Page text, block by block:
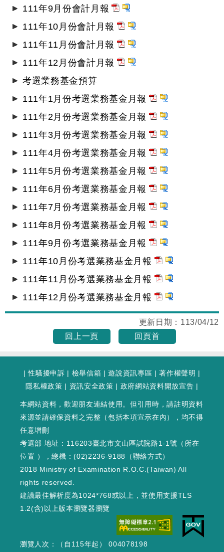
111年9月份會計月報
111年10月份會計月報
111年11月份會計月報
111年12月份會計月報
考選業務基金預算
111年1月份考選業務基金月報
111年2月份考選業務基金月報
111年3月份考選業務基金月報
111年4月份考選業務基金月報
111年5月份考選業務基金月報
111年6月份考選業務基金月報
111年7月份考選業務基金月報
111年8月份考選業務基金月報
111年9月份考選業務基金月報
111年10月份考選業務基金月報
111年11月份考選業務基金月報
111年12月份考選業務基金月報
更新日期： 113/04/12
回上一頁
回頁首
|性騷擾申訴 | 檢舉信箱 |遊說資訊專區 |著作權聲明 |
隱私權政策 | 資訊安全政策 | 政府網站資料開放宣告 |
本網站資料，歡迎朋友連結使用。但引用時，請註明資料
來源並請確保資料之完整（包括本項宣示在內），均不得
任意增刪
考選部 地址：116203臺北市文山區試院路1-1號（ 所在
位置 ），總機：(02)2236-9188（聯絡方式）
2018 Ministry of Examination R.O.C.(Taiwan) All
rights reserved.
建議最佳解析度為1024*768或以上，並使用支援TLS
1.2(含)以上版本瀏覽器瀏覽
瀏覽人次：（自115年起） 004078198